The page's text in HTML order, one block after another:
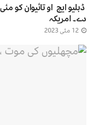
ڈبلیو ایچ او تائیوان کو
دے۔ امریکہ